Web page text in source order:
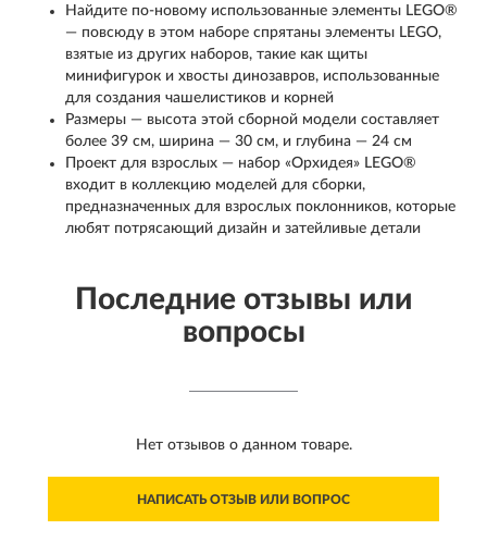
Найдите по-новому использованные элементы LEGO®
— повсюду в этом наборе спрятаны элементы LEGO,
взятые из других наборов, такие как щиты
минифигурок и хвосты динозавров, использованные
для создания чашелистиков и корней
Размеры — высота этой сборной модели составляет
более 39 см, ширина — 30 см, и глубина — 24 см
Проект для взрослых — набор «Орхидея» LEGO®
входит в коллекцию моделей для сборки,
предназначенных для взрослых поклонников, которые
любят потрясающий дизайн и затейливые детали
Последние отзывы или
вопросы
Нет отзывов о данном товаре.
НАПИСАТЬ ОТЗЫВ ИЛИ ВОПРОС